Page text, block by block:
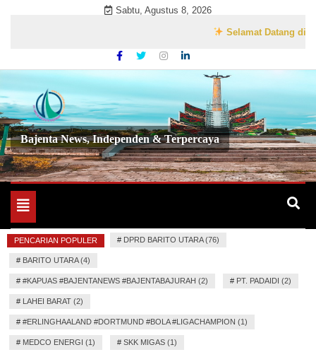
Sabtu, Agustus 8, 2026
Selamat Datang di
Bajenta News, Independen & Terpercaya
Toggle
navigation
PENCARIAN POPULER # DPRD BARITO UTARA (76)
# BARITO UTARA (4)
# #KAPUAS #BAJENTANEWS #BAJENTABAJURAH (2) # PT. PADAIDI (2)
# LAHEI BARAT (2)
# #ERLINGHAALAND #DORTMUND #BOLA #LIGACHAMPION (1)
# MEDCO ENERGI (1) # SKK MIGAS (1)